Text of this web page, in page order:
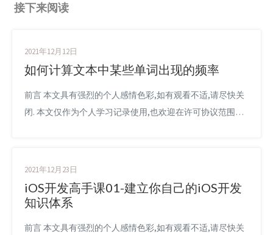
接下来阅读
2021年12月12日
如何计算文本中某些单词出现的频率
前言 本文具有强烈的个人感情色彩,如有观看不适,请尽快关
闭. 本文仅作为个人学习记录使用,也欢迎在许可协议范围内
思的内容我都记了笔记 先看问题 如何读入一个文本文件，
确定所有单词的使用频率并从高到低排序，打印出...
2021年12月23日
iOS开发高手课01-建立你自己的iOS开发
知识体系
前言 本文具有强烈的个人感情色彩,如有观看不适,请尽快关